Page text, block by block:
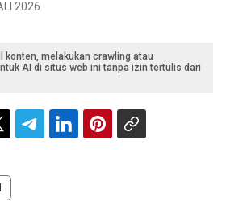
2026
konten, melakukan crawling atau
AI di situs web ini tanpa izin tertulis dari